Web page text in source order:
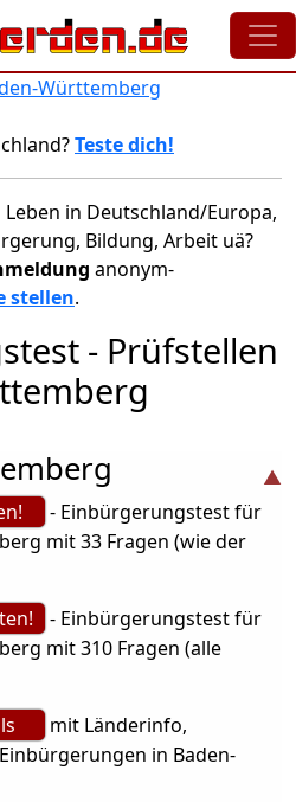
Württemberg
Teste dich!
in Deutschland/Europa,
Bildung, Arbeit uä?
anonym-
stellen.
- Prüfstellen
- Einbürgerungstest für
mit 33 Fragen (wie der
- Einbürgerungstest für
mit 310 Fragen (alle
mit Länderinfo,
in Baden-